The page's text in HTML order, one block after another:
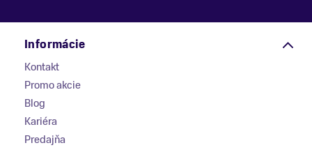
Informácie
Kontakt
Promo akcie
Blog
Kariéra
Predajňa